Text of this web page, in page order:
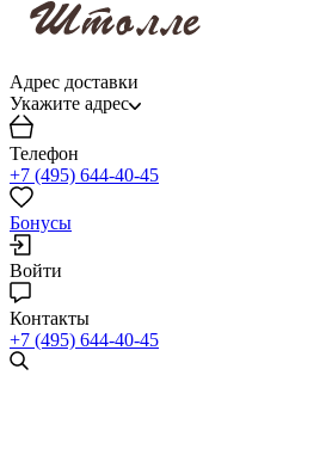
Адрес доставки
Укажите адрес
Телефон
+7 (495) 644-40-45
Бонусы
Войти
Контакты
+7 (495) 644-40-45